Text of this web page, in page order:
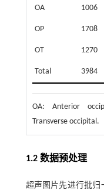
OA 1006
OP 1708
OT 1270
Total 3984
OA: Anterior
Transverse occipital.
1.2 数据预处理
超声图片先进行批归